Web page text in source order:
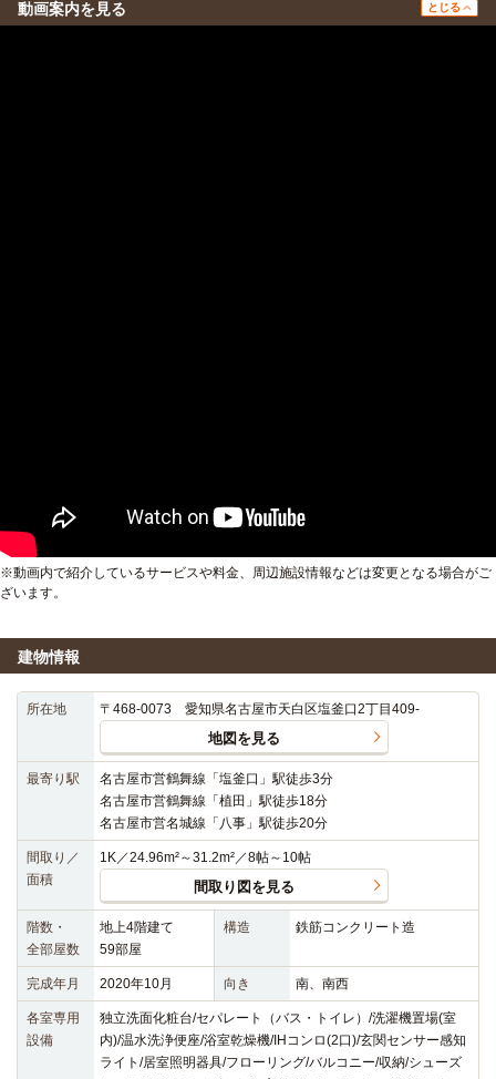
動画案内を見る とじる
※動画内で紹介しているサービスや料金、周辺施設情報などは変更となる場合がご
ざいます。
建物情報
所在地 〒468-0073 愛知県名古屋市天白区塩釜口2丁目409-
地図を見る
最寄り駅
名古屋市営鶴舞線「塩釜口」駅徒歩3分
名古屋市営鶴舞線「植田」駅徒歩18分
名古屋市営名城線「八事」駅徒歩20分
間取り／
面積
1K／24.96m²～31.2m²／8帖～10帖
間取り図を見る
階数・
全部屋数
地上4階建て
59部屋
構造 鉄筋コンクリート造
完成年月 2020年10月 向き 南、南西
各室専用
設備
独立洗面化粧台/セパレート（バス・トイレ）/洗濯機置場(室
内)/温水洗浄便座/浴室乾燥機/IHコンロ(2口)/玄関センサー感知
ライト/居室照明器具/フローリング/バルコニー/収納/シューズ